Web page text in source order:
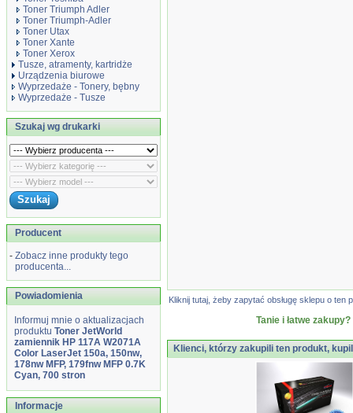
Toner Triumph Adler
Toner Triumph-Adler
Toner Utax
Toner Xante
Toner Xerox
Tusze, atramenty, kartridże
Urządzenia biurowe
Wyprzedaże - Tonery, bębny
Wyprzedaże - Tusze
Szukaj wg drukarki
Producent
- Zobacz inne produkty tego
producenta...
Powiadomienia
Informuj mnie o aktualizacjach
produktu Toner JetWorld
zamiennik HP 117A W2071A
Color LaserJet 150a, 150nw,
178nw MFP, 179fnw MFP 0.7K
Cyan, 700 stron
Informacje
Kliknij tutaj, żeby zapytać obsługę sklepu o
Tanie i łatwe
Klienci, którzy zakupili ten produkt,